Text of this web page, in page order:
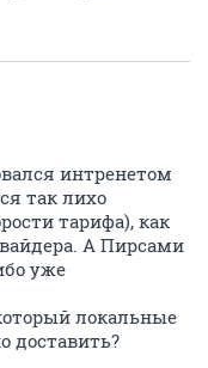
интренетом
так лихо
тарифа), как
А Пирсами
уже
локальные
доставить?